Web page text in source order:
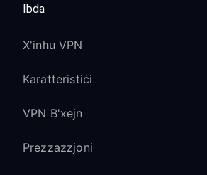
Ibda
X'inhu VPN
Karatteristiċi
VPN B'xejn
Prezzazzjoni